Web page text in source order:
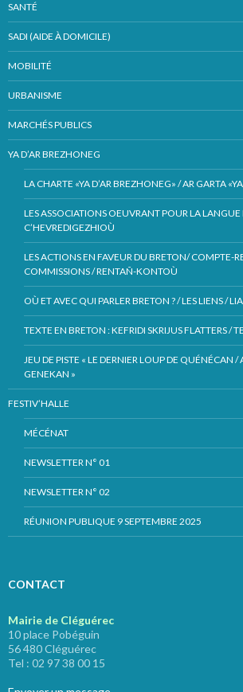
SANTÉ
SADI (AIDE À DOMICILE)
MOBILITÉ
URBANISME
MARCHÉS PUBLICS
YA D’AR BREZHONEG
LA CHARTE «YA D’AR BREZHONEG» / AR GARTA
LES ASSOCIATIONS OEUVRANT POUR LA
C’HEVREDIGEZHIOÙ
LES ACTIONS EN FAVEUR DU BRETON/ COMPTE-
COMMISSIONS / RENTAÑ-KONTOÙ
OÙ ET AVEC QUI PARLER BRETON ? / LES LIENS /
TEXTE EN BRETON : KEFRIDI SKRIJUS FLATTERS /
JEU DE PISTE « LE DERNIER LOUP DE QUÉNÉCAN
GENEKAN »
FESTIV’HALLE
MÉCÉNAT
NEWSLETTER N° 01
NEWSLETTER N° 02
RÉUNION PUBLIQUE 9 SEPTEMBRE 2025
CONTACT
Mairie de Cléguérec
10 place Pobéguin
56 480 Cléguérec
Tel : 02 97 38 00 15